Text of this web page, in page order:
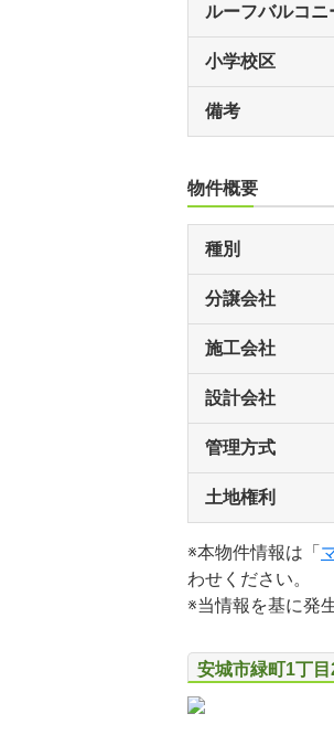
ルーフバルコニ
小学校区
備考
物件概要
種別
分譲会社
施工会社
設計会社
管理方式
土地権利
※本物件情報は「
わせください。
※当情報を基に発
安城市緑町1丁